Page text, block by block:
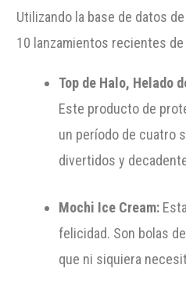
Utilizando la base de datos
10 lanzamientos recientes
Top de Halo, Helado
Este producto de
un período de cuatro
divertidos y
Mochi Ice Cream:
felicidad. Son bolas
que ni siquiera